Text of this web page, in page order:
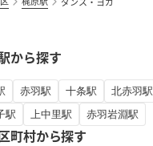
から探す
赤羽駅 十条駅 北赤羽駅
駅 上中里駅 赤羽岩淵駅
町村から探す